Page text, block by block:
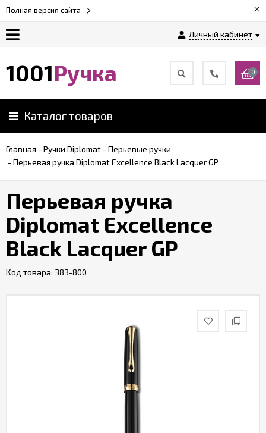
Полная версия сайта ×
Личный кабинет
Возврат
Обзоры
ручек
Контакты
1001Ручка 0
Каталог товаров
Главная -Ручки Diplomat -Перьевые ручки
-Перьевая ручка Diplomat Excellence Black Lacquer GP
Перьевая ручка
Diplomat Excellence
Black Lacquer GP
Код товара: 383-800